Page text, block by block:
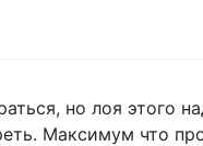
но лоя этого
Максимум что